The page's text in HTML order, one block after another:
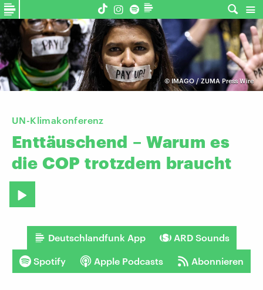
©IMAGO / ZUMA Press Wire
UN-Klimakonferenz
Enttäuschend – Warum es
die COP trotzdem braucht
Deutschlandfunk App ARD Sounds
Spotify Apple Podcasts Abonnieren